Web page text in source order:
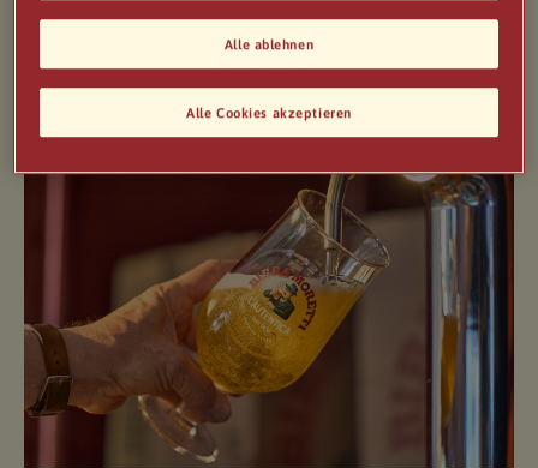
bitteren Geschmack verstärkt.
DAS BIER ENTDECKEN >
Alle ablehnen
Alle Cookies akzeptieren